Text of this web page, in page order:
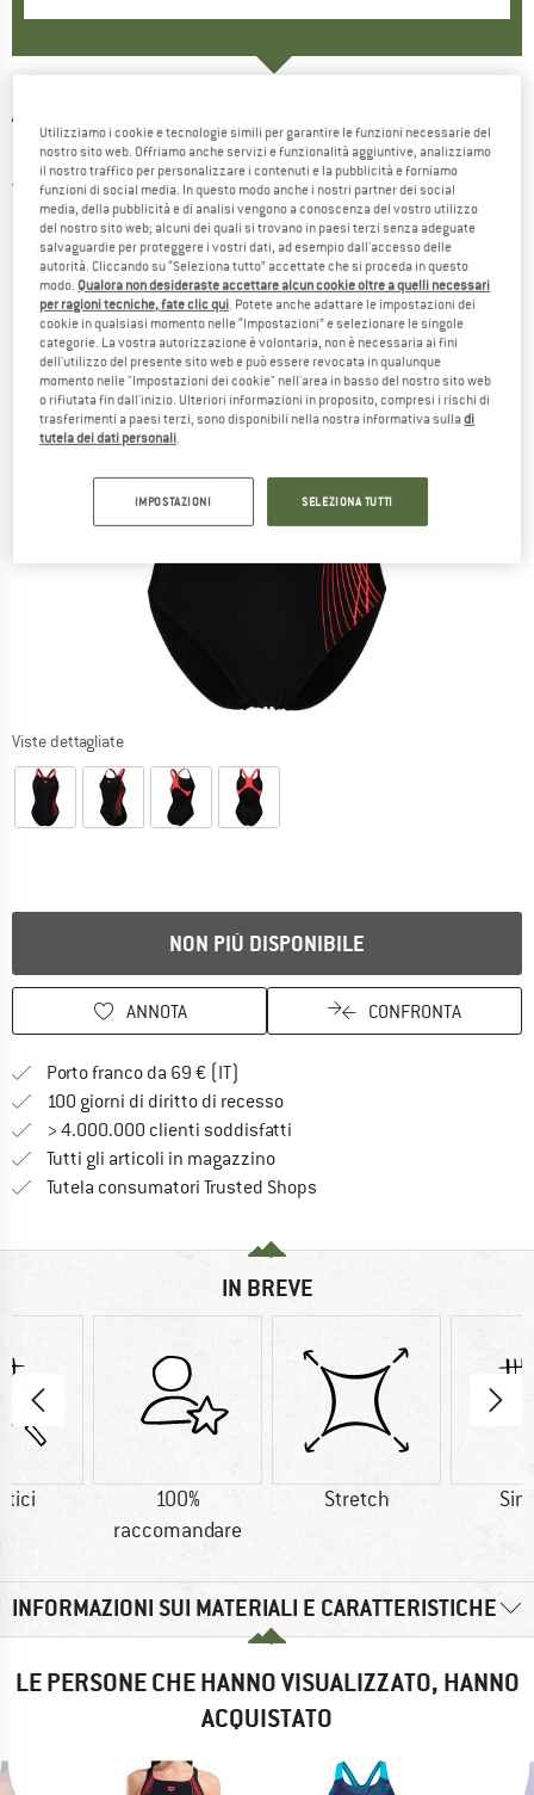
ARENA
Pro Back - Costume intero
5,0(1)
Viste dettagliate
NON PIÙ DISPONIBILE
ANNOTA CONFRONTA
Porto franco da 69 € (IT)
100 giorni di diritto di recessoVai alla politica di recesso qui
> 4.000.000 clienti soddisfatti
Tutti gli articoli in magazzino
Tutela consumatori Trusted Shops
IN BREVE
100%
raccomandare
Stretch
INFORMAZIONI SUI MATERIALI E CARATTERISTICHE
LE PERSONE CHE HANNO VISUALIZZATO, HANNO
ACQUISTATO
Utilizziamo i cookie e tecnologie simili per garantire le funzioni necessarie del
nostro sito web. Offriamo anche servizi e funzionalità aggiuntive, analizziamo
il nostro traffico per personalizzare i contenuti e la pubblicità e forniamo
funzioni di social media. In questo modo anche i nostri partner dei social
media, della pubblicità e di analisi vengono a conoscenza del vostro utilizzo
del nostro sito web; alcuni dei quali si trovano in paesi terzi senza adeguate
salvaguardie per proteggere i vostri dati, ad esempio dall'accesso delle
autorità. Cliccando su “Seleziona tutto” accettate che si proceda in questo
modo. Qualora non desideraste accettare alcun cookie oltre a quelli necessari
per ragioni tecniche, fate clic qui . Potete anche adattare le impostazioni dei
cookie in qualsiasi momento nelle “Impostazioni” e selezionare le singole
categorie. La vostra autorizzazione è volontaria, non è necessaria ai fini
dell'utilizzo del presente sito web e può essere revocata in qualunque
momento nelle "Impostazioni dei cookie" nell'area in basso del nostro sito web
o rifiutata fin dall'inizio. Ulteriori informazioni in proposito, compresi i rischi di
trasferimenti a paesi terzi, sono disponibili nella nostra informativa sulladi
tutela dei dati personali
IMPOSTAZIONI SELEZIONA TUTTI